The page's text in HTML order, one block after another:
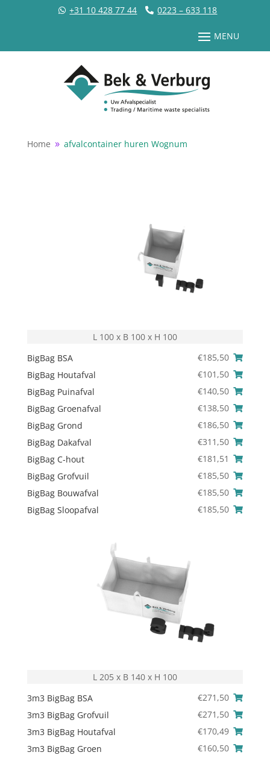
+31 10 428 77 44 0223 – 633 118
Home 9 afvalcontainer huren Wognum
L 100 x B 100 x H 100
BigBag BSA
€185,50
BigBag Houtafval
€101,50
BigBag Puinafval
€140,50
BigBag Groenafval
€138,50
BigBag Grond
€186,50
BigBag Dakafval
€311,50
BigBag C-hout
€181,51
BigBag Grofvuil
€185,50
BigBag Bouwafval
€185,50
BigBag Sloopafval
€185,50
L 205 x B 140 x H 100
3m3 BigBag BSA
€271,50
3m3 BigBag Grofvuil
€271,50
3m3 BigBag Houtafval
€170,49
3m3 BigBag Groen
€160,50